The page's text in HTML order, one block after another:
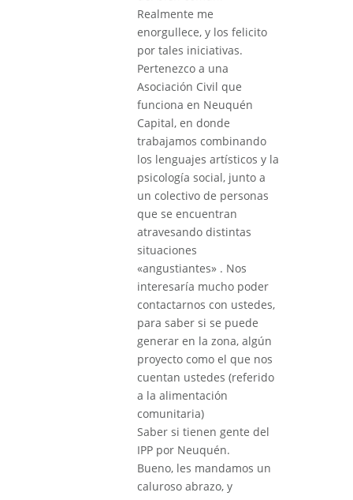
Realmente me
enorgullece, y los felicito
por tales iniciativas.
Pertenezco a una
Asociación Civil que
funciona en Neuquén
Capital, en donde
trabajamos combinando
los lenguajes artísticos y la
psicología social, junto a
un colectivo de personas
que se encuentran
atravesando distintas
situaciones
«angustiantes» . Nos
interesaría mucho poder
contactarnos con ustedes,
para saber si se puede
generar en la zona, algún
proyecto como el que nos
cuentan ustedes (referido
a la alimentación
comunitaria)
Saber si tienen gente del
IPP por Neuquén.
Bueno, les mandamos un
caluroso abrazo, y